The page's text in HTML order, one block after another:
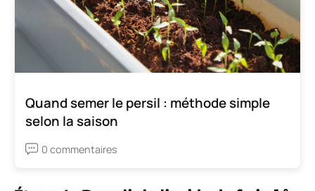
Quand semer le persil : méthode simple
selon la saison
0 commentaires